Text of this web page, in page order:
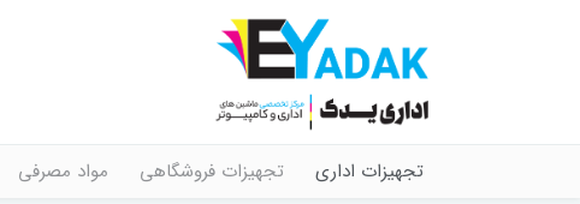
تجهیزات اداری تجهیزات فروشگاهی مواد مصرفی